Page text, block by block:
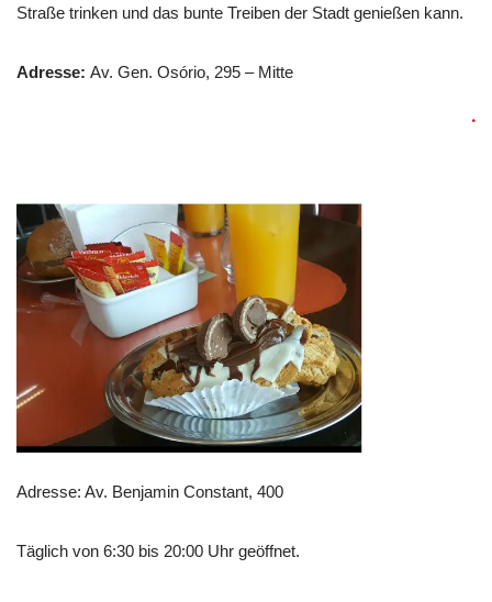
Straße trinken und das bunte Treiben der Stadt genießen kann.
Adresse: Av. Gen. Osório, 295 – Mitte
Adresse: Av. Benjamin Constant, 400
Täglich von 6:30 bis 20:00 Uhr geöffnet.